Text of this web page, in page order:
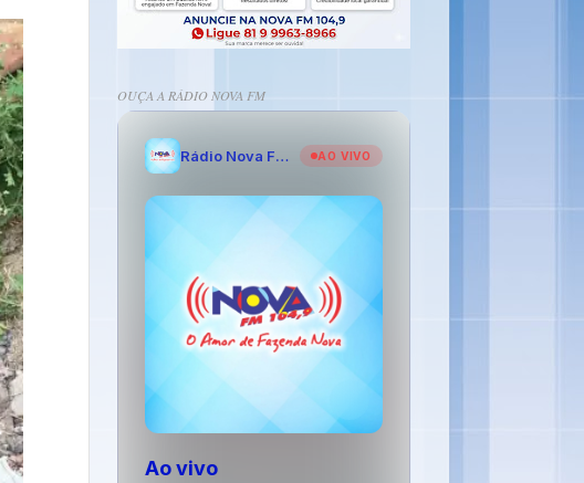
OUÇA A RÁDIO NOVA FM
Rádio Nova FM - O Amor de Fazenda Nova AO VIVO
Ao vivo